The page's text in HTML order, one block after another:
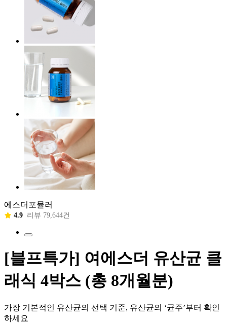
에스더포뮬러
4.9 리뷰 79,644건
[블프특가] 여에스더 유산균 클
래식 4박스 (총 8개월분)
가장 기본적인 유산균의 선택 기준, 유산균의 ‘균주’부터 확인
하세요